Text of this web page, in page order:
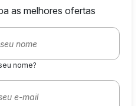
as melhores ofertas
nome?